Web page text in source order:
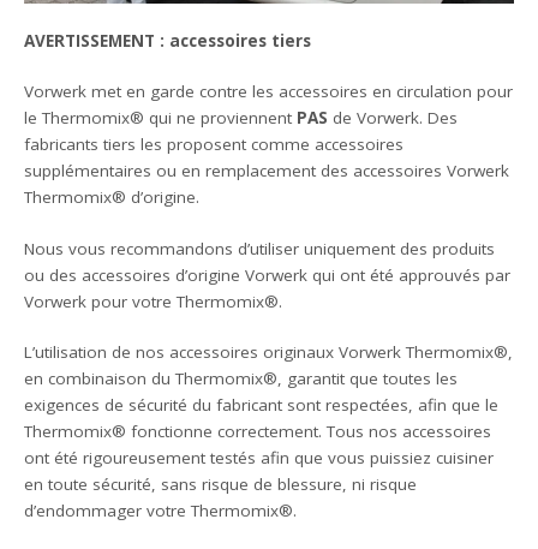
AVERTISSEMENT : accessoires tiers
Vorwerk met en garde contre les accessoires en circulation pour
le Thermomix® qui ne proviennent PAS de Vorwerk. Des
fabricants tiers les proposent comme accessoires
supplémentaires ou en remplacement des accessoires Vorwerk
Thermomix® d’origine.
Nous vous recommandons d’utiliser uniquement des produits
ou des accessoires d’origine Vorwerk qui ont été approuvés par
Vorwerk pour votre Thermomix®.
L’utilisation de nos accessoires originaux Vorwerk Thermomix®,
en combinaison du Thermomix®, garantit que toutes les
exigences de sécurité du fabricant sont respectées, afin que le
Thermomix® fonctionne correctement. Tous nos accessoires
ont été rigoureusement testés afin que vous puissiez cuisiner
en toute sécurité, sans risque de blessure, ni risque
d’endommager votre Thermomix®.